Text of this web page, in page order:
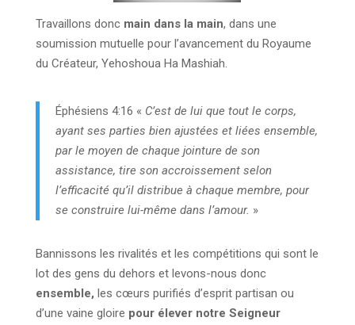
Travaillons donc main dans la main, dans une
soumission mutuelle pour l’avancement du Royaume
du Créateur, Yehoshoua Ha Mashiah.
Éphésiens 4:16 « C’est de lui que tout le corps,
ayant ses parties bien ajustées et liées ensemble,
par le moyen de chaque jointure de son
assistance, tire son accroissement selon
l’efficacité qu’il distribue à chaque membre, pour
se construire lui-même dans l’amour. »
Bannissons les rivalités et les compétitions qui sont le
lot des gens du dehors et levons-nous donc
ensemble, les cœurs purifiés d’esprit partisan ou
d’une vaine gloire pour élever notre Seigneur